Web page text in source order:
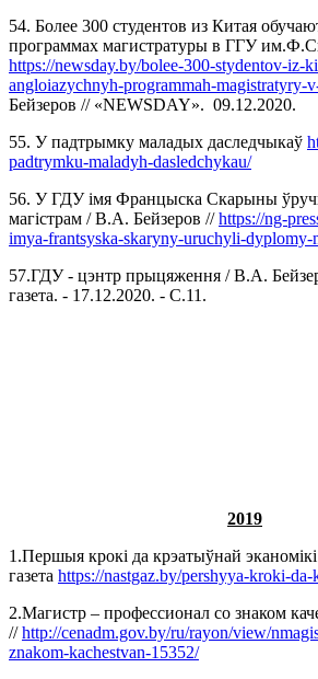
54. Более 300 студентов из Китая
программах магистратуры в ГГУ
https://newsday.by/bolee-300-stydentov-iz-
angloiazychnyh-programmah-magistratyry-
Бейзеров // «NEWSDAY». 09.12.2020.
55. У падтрымку маладых даследчыкаў
padtrymku-maladyh-dasledchykau/
56. У ГДУ імя Францыска Скарыны
магістрам / В.А. Бейзеров //https://ng-
imya-frantsyska-skaryny-uruchyli-dyplomy-
57.ГДУ - цэнтр прыцяження / В.А.
газета. - 17.12.2020. - С.11.
2019
1.Першыя крокі да крэатыўнай
газета https://nastgaz.by/pershyya-kroki-
2.Магистр – профессионал со знаком
//http://cenadm.gov.by/ru/rayon/view/
znakom-kachestvan-15352/